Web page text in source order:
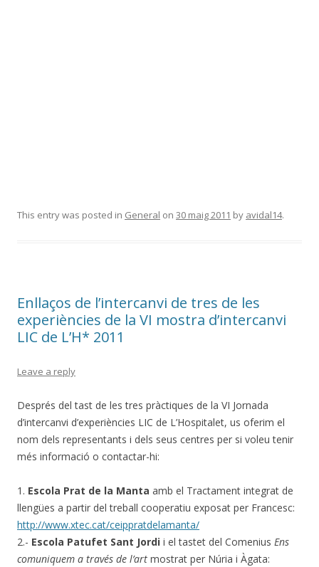
This entry was posted in General on 30 maig 2011 by avidal14.
Enllaços de l’intercanvi de tres de les
experiències de la VI mostra d’intercanvi
LIC de L’H* 2011
Leave a reply
Després del tast de les tres pràctiques de la VI Jornada
d’intercanvi d’experiències LIC de L’Hospitalet, us oferim el
nom dels representants i dels seus centres per si voleu tenir
més informació o contactar-hi:
1. Escola Prat de la Manta amb el Tractament integrat de
llengües a partir del treball cooperatiu exposat per Francesc:
http://www.xtec.cat/ceippratdelamanta/
2.- Escola Patufet Sant Jordi i el tastet del Comenius Ens
comuniquem a través de l’art mostrat per Núria i Àgata: